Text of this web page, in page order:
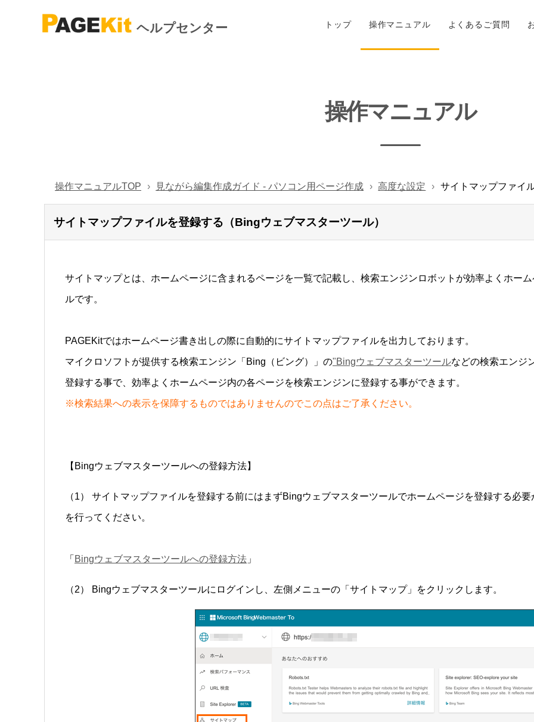
ヘルプセンター トップ 操作マニュアル よくあるご質問
操作マニュアル
操作マニュアルTOP 見ながら編集作成ガイド - パソコン用ページ作成 高度な設定 サイトマップファイ
サイトマップファイルを登録する（Bingウェブマスターツール）
サイトマップとは、ホームページに含まれるページを一覧で記載し、検索エンジンロボットが効率よくホー
ルです。
PAGEKitではホームページ書き出しの際に自動的にサイトマップファイルを出力しております。
マイクロソフトが提供する検索エンジン「Bing（ビング）」の"Bingウェブマスターツールなどの検索エンジ
登録する事で、効率よくホームページ内の各ページを検索エンジンに登録する事ができます。
※検索結果への表示を保障するものではありませんのでこの点はご了承ください。
【Bingウェブマスターツールへの登録方法】
（1） サイトマップファイルを登録する前にはまずBingウェブマスターツールでホームページを登録する必
を行ってください。
「 Bingウェブマスターツールへの登録方法 」
（2） Bingウェブマスターツールにログインし、左側メニューの「サイトマップ」をクリックします。